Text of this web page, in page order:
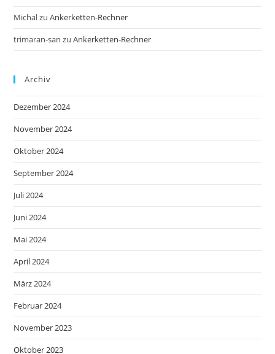
MichalzuAnkerketten-Rechner
trimaran-san zuAnkerketten-Rechner
Archiv
Dezember 2024
November 2024
Oktober 2024
September 2024
Juli 2024
Juni 2024
Mai 2024
April 2024
März 2024
Februar 2024
November 2023
Oktober 2023